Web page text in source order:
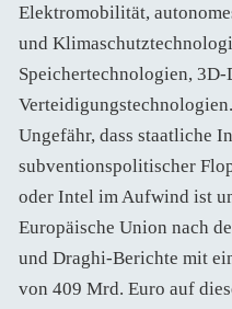
Elektromobilität,
und
Speichertechnologien,
Ungefähr, dass staatliche
subventionspolitischer
oder Intel im Aufwind ist
Europäische Union nach
und Draghi-Berichte mit
von 409 Mrd. Euro auf